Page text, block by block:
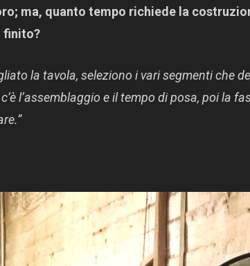
ma, quanto tempo richiede la
finito?
la tavola, seleziono i vari segmenti che
l’assemblaggio e il tempo di posa, poi la